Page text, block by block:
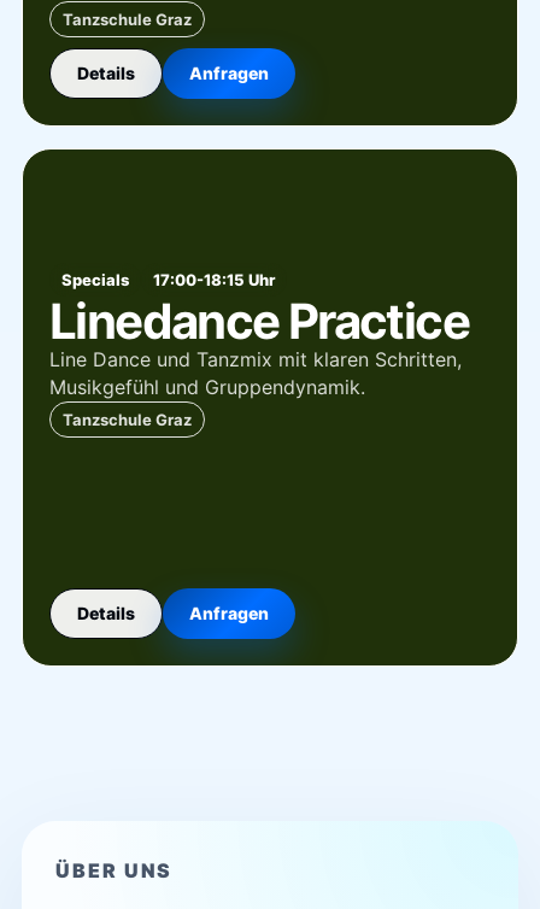
Tanzschule Graz
Details Anfragen
Specials 17:00-18:15 Uhr
Linedance Practice
Line Dance und Tanzmix mit klaren Schritten,
Musikgefühl und Gruppendynamik.
Tanzschule Graz
Details Anfragen
ÜBER UNS